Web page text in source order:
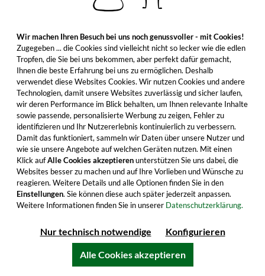
Die Glentauchers Whisky Brennerei
(ausgesprochen wie Glentóchers) liegt zwischen
den Orten Keith und Rothes, nahe derAuchroisk
Brennerei, in der Speyside. Eine Besichtigung ist
leider nicht möglich.
Hausstil
Wir machen Ihren Besuch bei uns noch genussvoller - mit Cookies!
Zugegeben ... die Cookies sind vielleicht nicht so lecker wie die edlen
Tropfen, die Sie bei uns bekommen, aber perfekt dafür gemacht,
Ihnen die beste Erfahrung bei uns zu ermöglichen. Deshalb
verwendet diese Websites Cookies. Wir nutzen Cookies und andere
Technologien, damit unsere Websites zuverlässig und sicher laufen,
wir deren Performance im Blick behalten, um Ihnen relevante Inhalte
sowie passende, personalisierte Werbung zu zeigen, Fehler zu
identifizieren und Ihr Nutzererlebnis kontinuierlich zu verbessern.
Damit das funktioniert, sammeln wir Daten über unsere Nutzer und
wie sie unsere Angebote auf welchen Geräten nutzen. Mit einen
Klick aufAlle Cookies akzeptierenunterstützen Sie uns dabei, die
Websites besser zu machen und auf Ihre Vorlieben und Wünsche zu
reagieren. Weitere Details und alle Optionen finden Sie in den
Einstellungen. Sie können diese auch später jederzeit anpassen.
Weitere Informationen finden Sie in unserer Datenschutzerklärung.
Nur technisch notwendige Konfigurieren
Alle Cookies akzeptieren